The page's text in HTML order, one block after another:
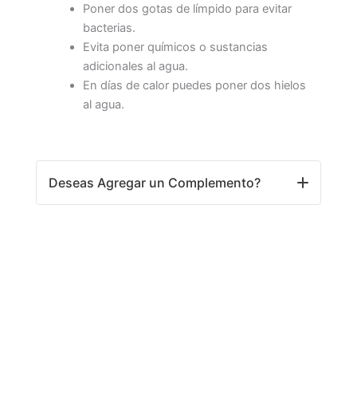
Poner dos gotas de límpido para evitar
bacterias.
Evita poner químicos o sustancias
adicionales al agua.
En días de calor puedes poner dos hielos
al agua.
Deseas Agregar un Complemento?